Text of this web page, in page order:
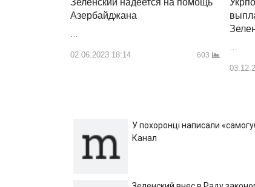
Зеленский надеется на помощь
Азербайджана
…
02.06.2023 18:14 603
…
У похоронці написали
Канал